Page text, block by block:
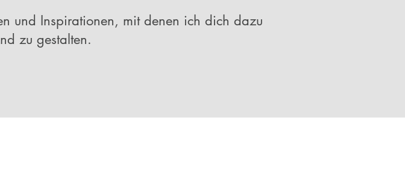
und Inspirationen, mit denen ich dich dazu
zu gestalten.